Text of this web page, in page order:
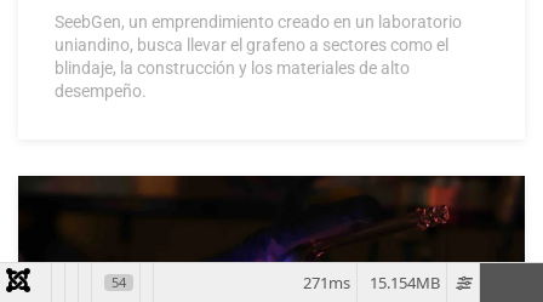
SeebGen, un emprendimiento creado en un laboratorio
uniandino, busca llevar el grafeno a sectores como el
blindaje, la construcción y los materiales de alto
desempeño.
54 15.154MB
271ms